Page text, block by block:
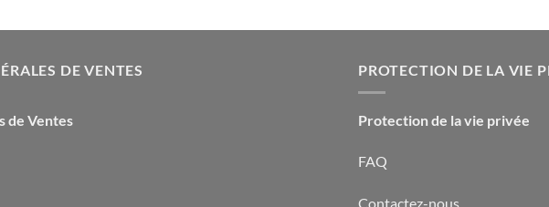
DE VENTES
de Ventes
PROTECTION DE LA VIE
Protection de la vie privée
FAQ
Contactez-nous